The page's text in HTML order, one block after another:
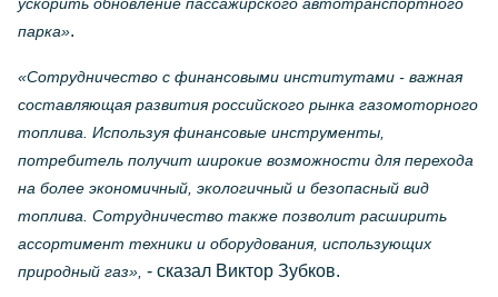
парка».
«Сотрудничество с финансовыми институтами - важная
составляющая развития российского рынка газомоторного
топлива. Используя финансовые инструменты,
потребитель получит широкие возможности для перехода
на более экономичный, экологичный и безопасный вид
топлива. Сотрудничество также позволит расширить
ассортимент техники и оборудования, использующих
природный газ», - сказал Виктор Зубков.